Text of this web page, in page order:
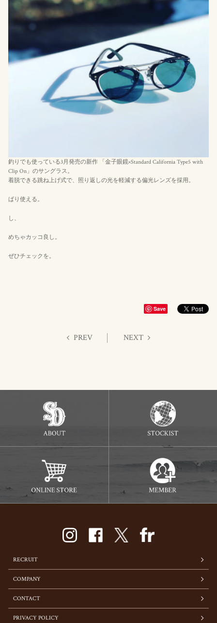
釣りでも使っている3月発売の新作 「金子眼鏡×Standard California Type5 with
Clip On」のサングラス。
着脱できる跳ね上げ式で、照り返しの光を軽減する偏光レンズを採用。
ばり使える。
し、
めちゃカッコ良し。
ぜひチェックを。
Save
PREV NEXT
RECRUIT
COMPANY
CONTACT
PRIVACY POLICY